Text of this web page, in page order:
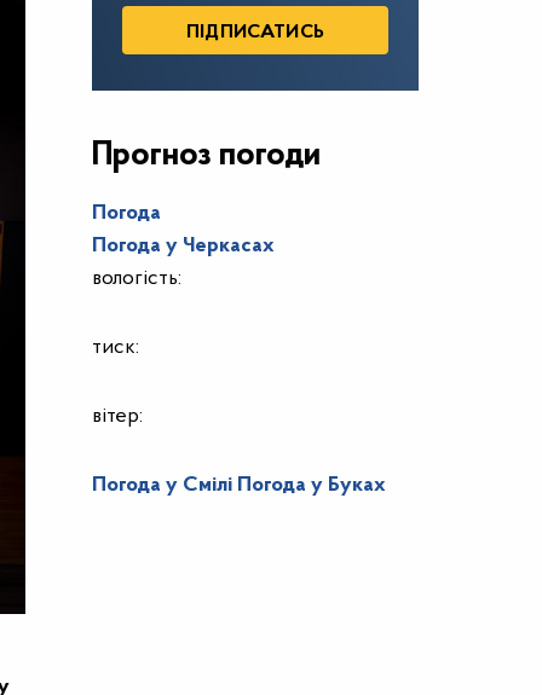
Прогноз погоди
Погода
Погода у Черкасах
вологість:
тиск:
вітер:
Погода у Смілі Погода у Буках